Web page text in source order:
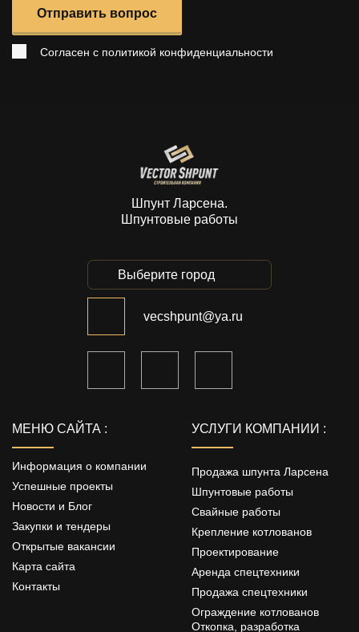
Отправить вопрос
Согласен с политикой конфиденциальности
Шпунт Ларсена.
Шпунтовые работы
Выберите город
vecshpunt@ya.ru
МЕНЮ САЙТА :
Информация о компании
Успешные проекты
Новости и Блог
Закупки и тендеры
Открытые вакансии
Карта сайта
Контакты
УСЛУГИ КОМПАНИИ :
Продажа шпунта Ларсена
Шпунтовые работы
Свайные работы
Крепление котлованов
Проектирование
Аренда спецтехники
Продажа спецтехники
Ограждение котлованов
Откопка, разработка